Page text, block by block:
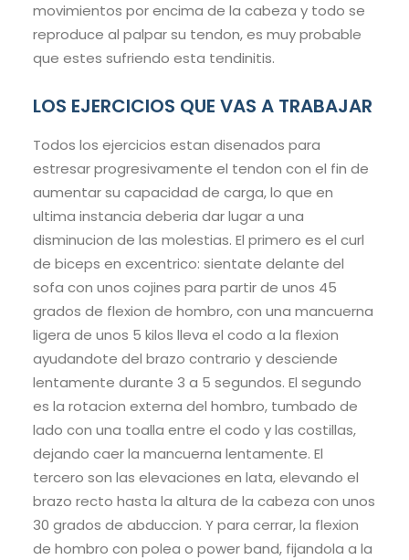
movimientos por encima de la cabeza y todo se
reproduce al palpar su tendon, es muy probable
que estes sufriendo esta tendinitis.
LOS EJERCICIOS QUE VAS A TRABAJAR
Todos los ejercicios estan disenados para
estresar progresivamente el tendon con el fin de
aumentar su capacidad de carga, lo que en
ultima instancia deberia dar lugar a una
disminucion de las molestias. El primero es el curl
de biceps en excentrico: sientate delante del
sofa con unos cojines para partir de unos 45
grados de flexion de hombro, con una mancuerna
ligera de unos 5 kilos lleva el codo a la flexion
ayudandote del brazo contrario y desciende
lentamente durante 3 a 5 segundos. El segundo
es la rotacion externa del hombro, tumbado de
lado con una toalla entre el codo y las costillas,
dejando caer la mancuerna lentamente. El
tercero son las elevaciones en lata, elevando el
brazo recto hasta la altura de la cabeza con unos
30 grados de abduccion. Y para cerrar, la flexion
de hombro con polea o power band, fijandola a la